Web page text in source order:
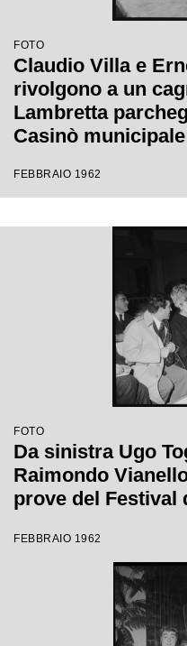
FOTO
Claudio Villa e
rivolgono a un
Lambretta
Casinò
FEBBRAIO 1962
FOTO
Da sinistra Ugo
Raimondo
prove del Festival
FEBBRAIO 1962